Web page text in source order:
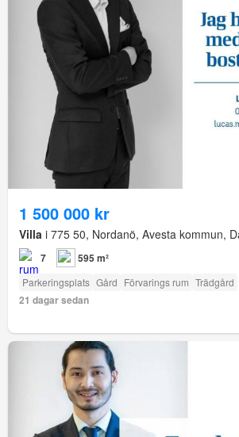
1 500 000 kr
Villa i 775 50, Nordanö, Avesta kommun,
7 595 m²
Parkeringsplats Gård Förvarings rum Trädgård
21 dagar sedan